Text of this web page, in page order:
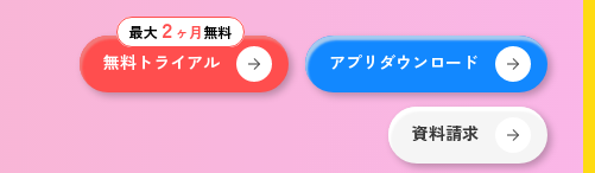
最大２ ヶ月無料
無料トライアル アプリダウンロード
資料請求